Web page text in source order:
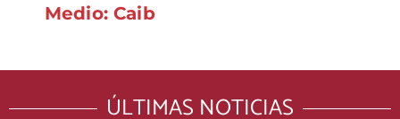
Medio: Caib
ÚLTIMAS NOTICIAS